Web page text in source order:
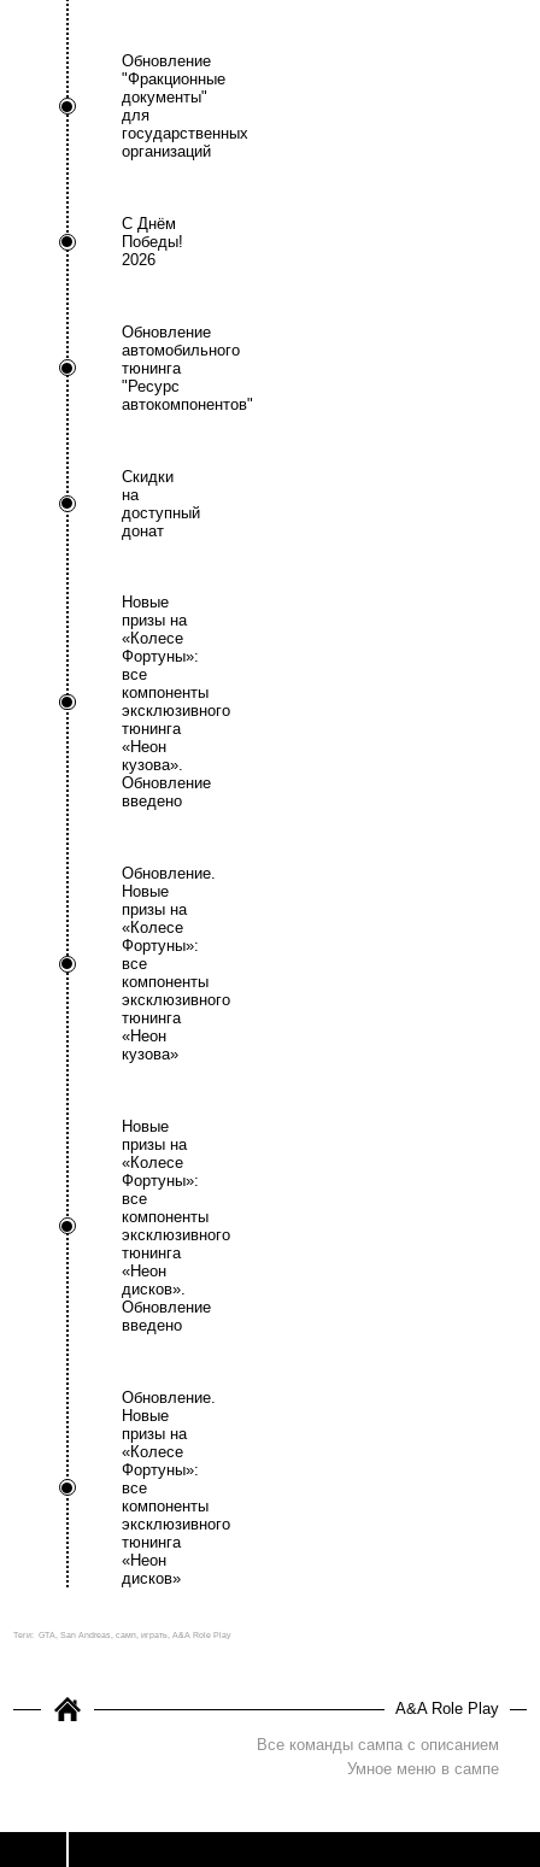
Обновление
"Фракционные
документы"
для
государственных
организаций
С Днём
Победы!
2026
Обновление
автомобильного
тюнинга
"Ресурс
автокомпонентов"
Скидки
на
доступный
донат
Новые
призы на
«Колесе
Фортуны»:
все
компоненты
эксклюзивного
тюнинга
«Неон
кузова».
Обновление
введено
Обновление.
Новые
призы на
«Колесе
Фортуны»:
все
компоненты
эксклюзивного
тюнинга
«Неон
кузова»
Новые
призы на
«Колесе
Фортуны»:
все
компоненты
эксклюзивного
тюнинга
«Неон
дисков».
Обновление
введено
Обновление.
Новые
призы на
«Колесе
Фортуны»:
все
компоненты
эксклюзивного
тюнинга
«Неон
дисков»
Теги: GTA, San Andreas, самп, играть, A&A Role Play
A&A Role Play
Все команды сампа с описанием
Умное меню в сампе